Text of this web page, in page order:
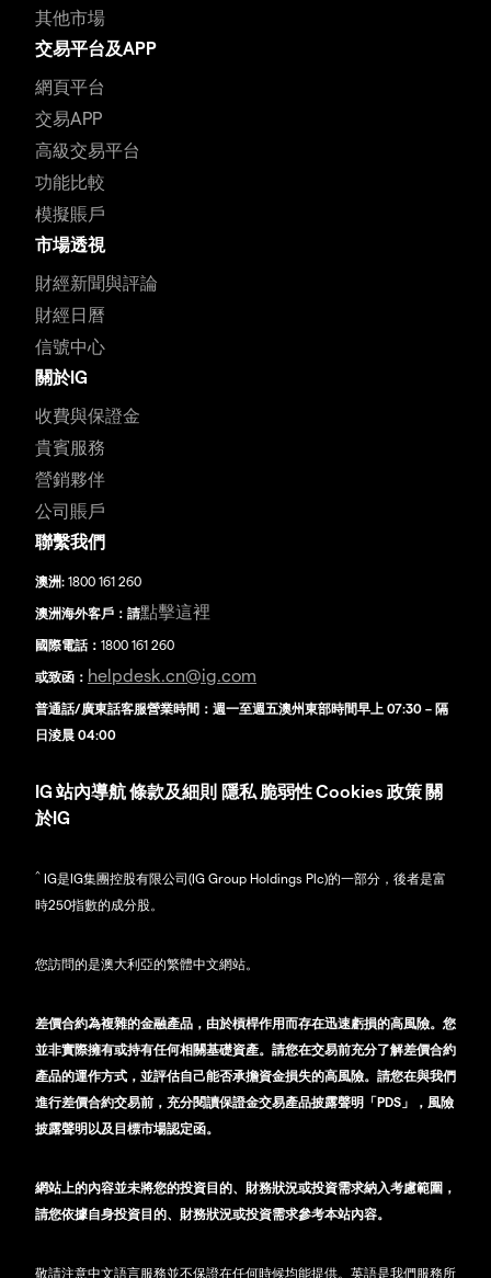
其他市場
交易平台及APP
網頁平台
交易APP
高級交易平台
功能比較
模擬賬戶
市場透視
財經新聞與評論
財經日曆
信號中心
關於IG
收費與保證金
貴賓服務
營銷夥伴
公司賬戶
聯繫我們
澳洲: 1800 161 260
澳洲海外客戶：請點擊這裡
國際電話： 1800 161 260
或致函： helpdesk.cn@ig.com
普通話/廣東話客服營業時間：週一至週五澳州東部時間早上 07:30 – 隔
日淩晨 04:00
IG 站內導航條款及細則 隱私 脆弱性Cookies 政策 關
於IG
^ IG是IG集團控股有限公司(IG Group Holdings Plc)的一部分，後者是富
時250指數的成分股。
您訪問的是澳大利亞的繁體中文網站。
差價合約為複雜的金融產品，由於槓桿作用而存在迅速虧損的高風險。您
並非實際擁有或持有任何相關基礎資產。請您在交易前充分了解差價合約
產品的運作方式，並評估自己能否承擔資金損失的高風險。請您在與我們
進行差價合約交易前，充分閱讀保證金交易產品披露聲明「PDS」，風險
披露聲明以及目標市場認定函。
網站上的內容並未將您的投資目的、財務狀況或投資需求納入考慮範圍，
請您依據自身投資目的、財務狀況或投資需求參考本站內容。
敬請注意中文語言服務並不保證在任何時候均能提供。英語是我們服務所